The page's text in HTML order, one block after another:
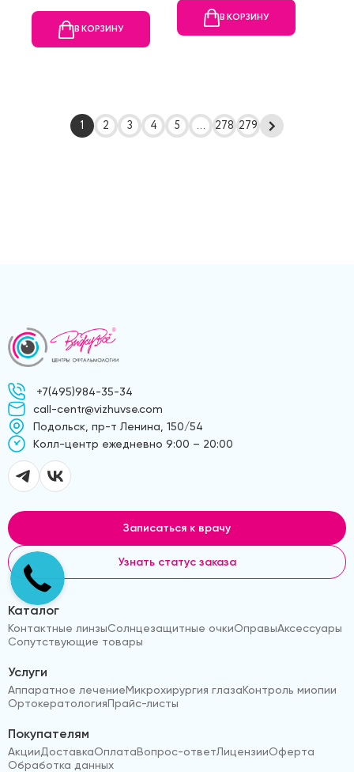
В КОРЗИНУ
В КОРЗИНУ
1 2 3 4 5 ... 278 279
+7(495)984-35-34
call-centr@vizhuvse.com
Подольск, пр-т Ленина, 150/54
Kолл-центр ежедневно 9:00 – 20:00
Записаться к врачу
Узнать статус заказа
Каталог
Контактные линзыСолнцезащитные очкиОправыАксессуары
Сопутствующие товары
Услуги
Аппаратное лечениеМикрохирургия глазаКонтроль миопии
ОртокератологияПрайс-листы
Покупателям
АкцииДоставкаОплатаВопрос-ответЛицензииОферта
Обработка данных